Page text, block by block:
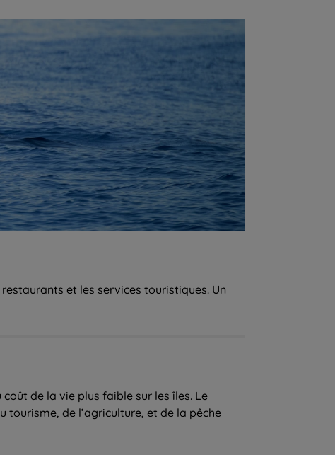
et les services touristiques. Un
de la vie plus faible sur les îles. Le
de l’agriculture, et de la pêche